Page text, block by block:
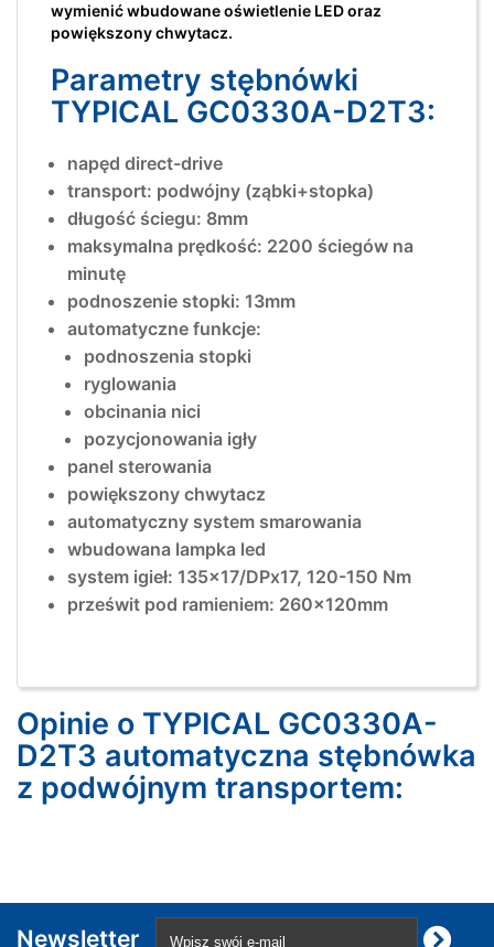
wymienić wbudowane oświetlenie LED oraz
powiększony chwytacz.
Parametry stębnówki
TYPICAL GC0330A-D2T3:
napęd direct-drive
transport: podwójny (ząbki+stopka)
długość ściegu: 8mm
maksymalna prędkość: 2200 ściegów na
minutę
podnoszenie stopki: 13mm
automatyczne funkcje:
podnoszenia stopki
ryglowania
obcinania nici
pozycjonowania igły
panel sterowania
powiększony chwytacz
automatyczny system smarowania
wbudowana lampka led
system igieł: 135x17/DPx17, 120-150 Nm
prześwit pod ramieniem: 260x120mm
Opinie o TYPICAL GC0330A-
D2T3 automatyczna stębnówka
z podwójnym transportem:
Newsletter